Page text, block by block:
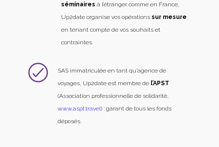
séminaires à l’étranger comme en France,
Up2date organise vos opérations sur mesure
en tenant compte de vos souhaits et
contraintes.
SAS immatriculée en tant qu’agence de
voyages, Up2date est membre de l’APST
(Association professionnelle de solidarité,
www.aspt.travel) : garant de tous les fonds
déposés.